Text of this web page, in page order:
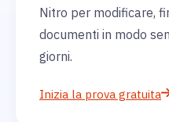
Nitro per modificare,
documenti in modo
giorni.
Inizia la prova gratuita